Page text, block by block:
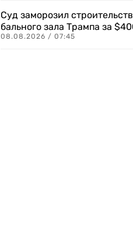
Суд заморозил
бального зала Трампа за
08.08.2026 / 07:45